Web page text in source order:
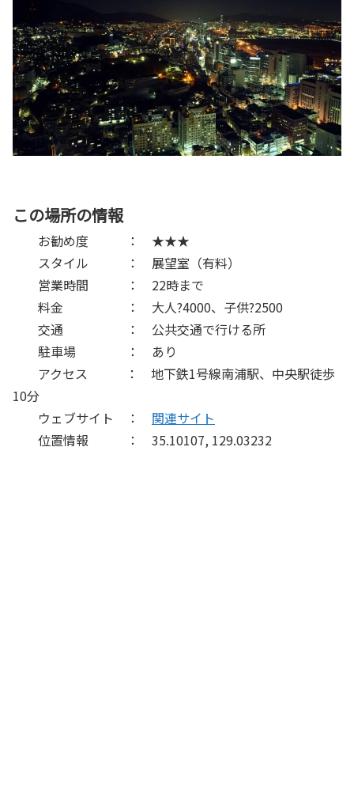
この場所の情報
お勧め度 ： ★★★
スタイル ： 展望室（有料）
営業時間 ： 22時まで
料金 ： 大人?4000、子供?2500
交通 ： 公共交通で行ける所
駐車場 ： あり
アクセス ： 地下鉄1号線南浦駅、中央駅徒歩
10分
ウェブサイト ： 関連サイト
位置情報 ： 35.10107, 129.03232